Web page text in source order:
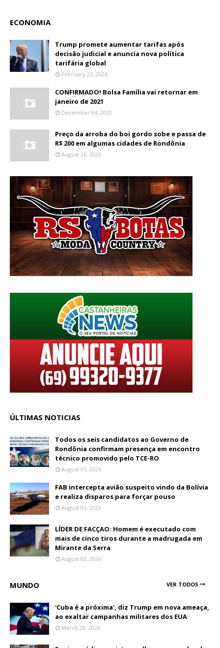
ECONOMIA
Trump promete aumentar tarifas após
decisão judicial e anuncia nova política
tarifária global
February 22, 2026
CONFIRMADO! Bolsa Família vai retornar em
janeiro de 2021
December 04, 2020
Preço da arroba do boi gordo sobe e passa de
R$ 200 em algumas cidades de Rondônia
August 26, 2020
ÚLTIMAS NOTICIAS
Todos os seis candidatos ao Governo de
Rondônia confirmam presença em encontro
técnico promovido pelo TCE-RO
August 05, 2026
FAB intercepta avião suspeito vindo da Bolívia
e realiza disparos para forçar pouso
August 03, 2026
LÍDER DE FACÇAO: Homem é executado com
mais de cinco tiros durante a madrugada em
Mirante da Serra
August 02, 2026
MUNDO VER TODOS
'Cuba é a próxima', diz Trump em nova ameaça,
ao exaltar campanhas militares dos EUA
March 28, 2026